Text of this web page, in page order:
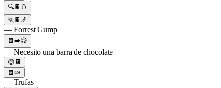
🔍🍫🥚
🏃🍫🍤
— Forrest Gump
🍫➡️😋
— Necesito una barra de chocolate
😊🍫
🍫🍬
— Trufas